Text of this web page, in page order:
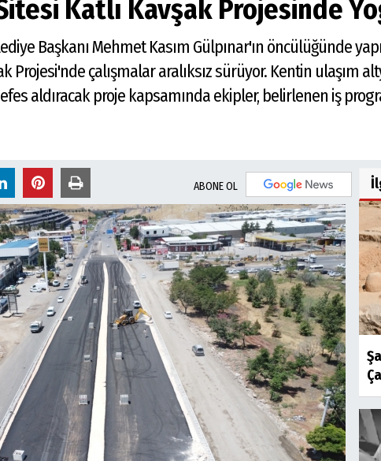
Katlı Kavşak Projesinde
Başkanı Mehmet Kasım Gülpınar'ın öncülüğünde
Projesi'nde çalışmalar aralıksız sürüyor. Kentin ulaşım
aldıracak proje kapsamında ekipler, belirlenen iş
ABONE OL